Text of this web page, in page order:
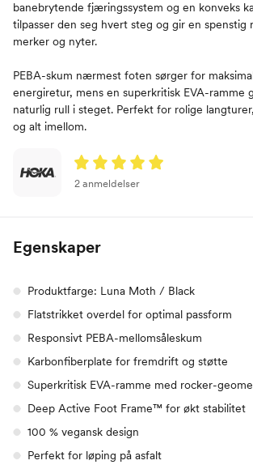
banebrytende fjæringssystem og en konveks
tilpasser den seg hvert steg og gir en spenstig
merker og nyter.
PEBA-skum nærmest foten sørger for
energiretur, mens en superkritisk EVA-ramme
naturlig rull i steget. Perfekt for rolige
og alt imellom.
2 anmeldelser
Egenskaper
Produktfarge: Luna Moth / Black
Flatstrikket overdel for optimal passform
Responsivt PEBA-mellomsåleskum
Karbonfiberplate for fremdrift og støtte
Superkritisk EVA-ramme med rocker-
Deep Active Foot Frame™ for økt stabilitet
100 % vegansk design
Perfekt for løping på asfalt